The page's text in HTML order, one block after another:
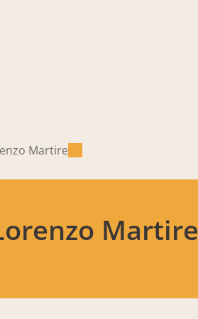
Martire
Martire